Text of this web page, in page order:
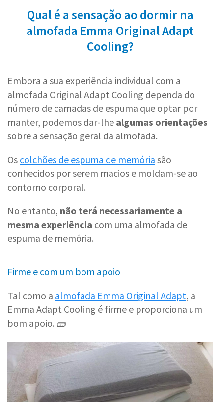
Qual é a sensação ao dormir na
almofada Emma Original Adapt
Cooling​​​​​​​?
Embora a sua experiência individual com a
almofada Original Adapt Cooling dependa do
número de camadas de espuma que optar por
manter, podemos dar-lhe algumas orientações
sobre a sensação geral da almofada.
Os colchões de espuma de memória são
conhecidos por serem macios e moldam-se ao
contorno corporal.
No entanto, não terá necessariamente a
mesma experiência com uma almofada de
espuma de memória.
Firme e com um bom apoio
Tal como a almofada Emma Original Adapt, a
Emma Adapt Cooling é firme e proporciona um
bom apoio. 🧱